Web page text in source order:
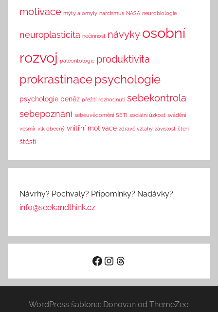
motivace mýty a omyly narcismus NASA neurobiologie
neuroplasticita nečinnost návyky osobní
rozvoj paleontologie produktivita
prokrastinacepsychologie
psychologie peněz přežití rozhodnutí sebekontrola
sebepoznání sebeuvědomění SETI sociální úzkost svádění
vesmír vlk obecný vnitřní motivace zdravé vztahy závislost čtení
štěstí
Návrhy? Pochvaly? Připomínky? Nadávky?
info@seekandthink.cz
Facebook
Instagram
Threads
WordPress šablona: Donovan od ThemeZee.